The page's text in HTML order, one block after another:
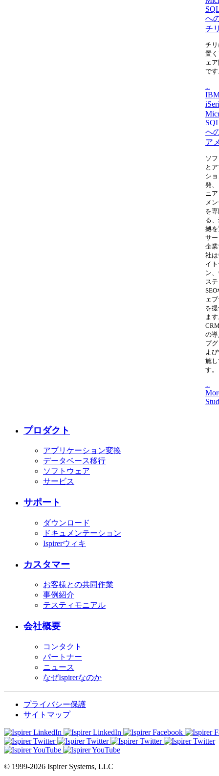
へ
チ
チ
置
ェ
で
へ
ア
ソ
と
シ
発
ニ
メ
を
る
拠
サ
企
社
イ
ン
ス
ェ
を
ま
の
プ
よ
施
す。
...
プロダクト
アプリケーション変換
データベース移行
ソフトウェア
サービス
サポート
ダウンロード
ドキュメンテーション
Ispirerウィキ
カスタマー
お客様との共同作業
事例紹介
テスティモニアル
会社概要
コンタクト
パートナー
ニュース
なぜIspirerなのか
プライバシー保護
サイトマップ
© 1999-2026 Ispirer Systems, LLC